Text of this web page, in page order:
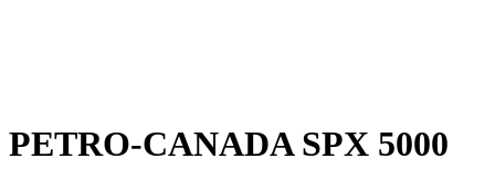
PETRO-CANADA SPX 5000